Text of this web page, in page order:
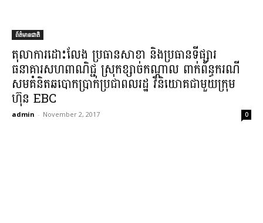
ព័ត៌មានជាតិ
តុលាការ​ដោះលែង ប្រធាន​សាខា និង​ប្រធាន​ទីផ្សារ
ធនាគារ​សហ​ពាណិជ្ជ ស្រុក​ខ្សាច់កណ្តាល ពាក់ព័ន្ធ​ករណី
សមគំនិត​ឆបោក​ប្រាក់​ប្រជាពលរដ្ឋ វិនិយោគ​ជាមួយ​ក្រុម
ហ៊ុន EBC
admin - November 2, 2017 0